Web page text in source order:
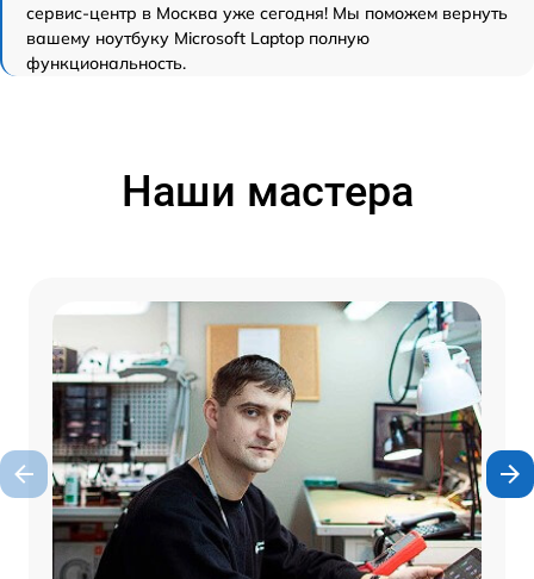
сервис-центр в Москва уже сегодня! Мы поможем вернуть
вашему ноутбуку Microsoft Laptop полную
функциональность.
Наши мастера